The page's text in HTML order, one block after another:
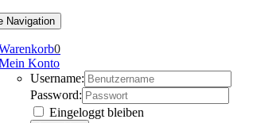
Navigation
0
Konto
Username:
Password:
Eingeloggt bleiben